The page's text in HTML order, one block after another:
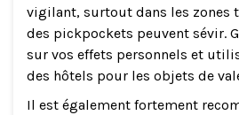
vigilant, surtout dans les zones
des pickpockets peuvent sévir.
sur vos effets personnels et
des hôtels pour les objets de
Il est également fortement